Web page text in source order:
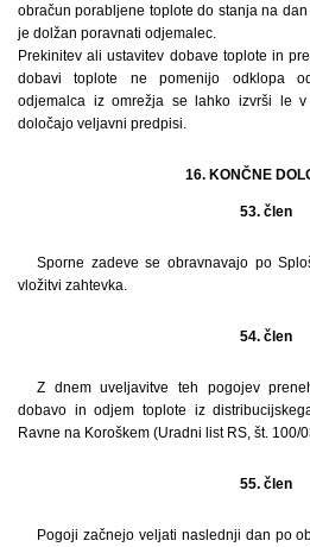
obračun porabljene toplote do stanja na
je dolžan poravnati odjemalec.
Prekinitev ali ustavitev dobave toplote in
dobavi toplote ne pomenijo odklopa
odjemalca iz omrežja se lahko izvrši le
določajo veljavni predpisi.
16. KONČNE
53. člen
Sporne zadeve se obravnavajo po
vložitvi zahtevka.
54. člen
Z dnem uveljavitve teh pogojev
dobavo in odjem toplote iz
Ravne na Koroškem (Uradni list RS, št. 100/
55. člen
Pogoji začnejo veljati naslednji dan po